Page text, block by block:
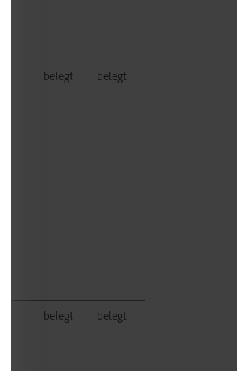
belegt belegt
belegt belegt